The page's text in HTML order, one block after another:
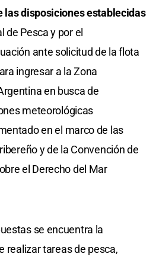
disposiciones establecidas
de Pesca y por el
ante solicitud de la flota
ingresar a la Zona
en busca de
meteorológicas
en el marco de las
y de la Convención de
el Derecho del Mar
se encuentra la
realizar tareas de pesca,